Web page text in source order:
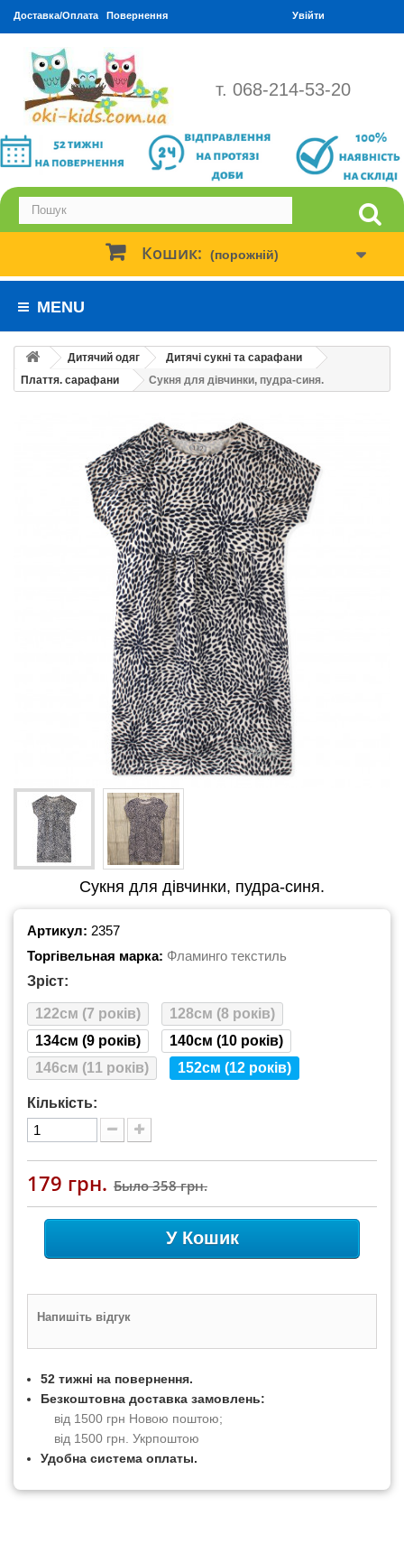
Доставка/Оплата Повернення Увійти
т. 068-214-53-20
Кошик: (порожній)
MENU
Дитячий одяг
Дитячі сукні та сарафани
Плаття. сарафани
Сукня для дівчинки, пудра-синя.
Сукня для дівчинки, пудра-синя.
Артикул: 2357
Торгівельная марка: Фламинго текстиль
Зріст:
122см (7 років)
128см (8 років)
134см (9 років)
140см (10 років)
146см (11 років)
152см (12 років)
Кількість:
179 грн. Было358 грн.
У Кошик
Напишіть відгук
52 тижні на повернення.
Безкоштовна доставка замовлень:
від 1500 грн Новою поштою;
від 1500 грн. Укрпоштою
Удобна система оплаты.